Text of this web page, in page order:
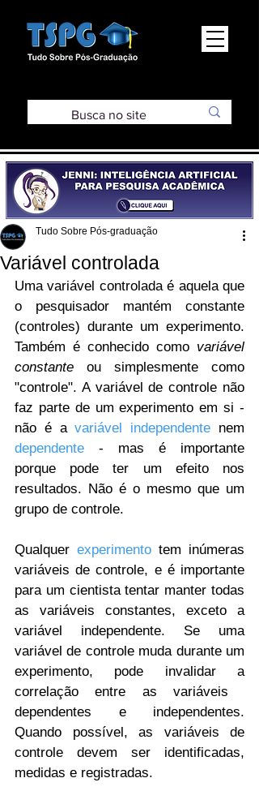
Variável controlada
Tudo Sobre Pós-graduação
Uma variável controlada é aquela que
o pesquisador mantém constante
(controles) durante um experimento.
Também é conhecido como variável
constante ou simplesmente como
"controle". A variável de controle não
faz parte de um experimento em si -
não é a variável independente
dependente - mas é importante
porque pode ter um efeito nos
resultados. Não é o mesmo que um
grupo de controle.
Qualquer experimento tem inúmeras
variáveis ​​de controle, e é importante
para um cientista tentar manter todas
as variáveis ​​constantes, exceto a
variável independente. Se uma
variável de controle muda durante um
experimento, pode invalidar a
correlação entre as variáveis ​​
dependentes e independentes.
Quando possível, as variáveis ​​de
controle devem ser identificadas,
medidas e registradas.